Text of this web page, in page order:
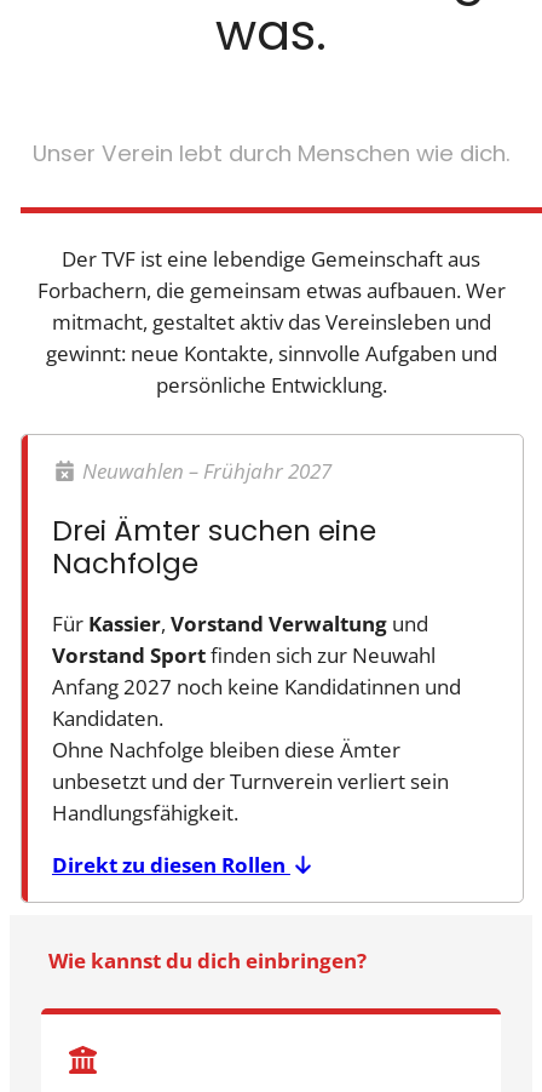
was.
Unser Verein lebt durch Menschen wie dich.
Der TVF ist eine lebendige Gemeinschaft aus
Forbachern, die gemeinsam etwas aufbauen. Wer
mitmacht, gestaltet aktiv das Vereinsleben und
gewinnt: neue Kontakte, sinnvolle Aufgaben und
persönliche Entwicklung.
Neuwahlen – Frühjahr 2027
Drei Ämter suchen eine
Nachfolge
Für Kassier, Vorstand Verwaltungund
Vorstand Sportfinden sich zur Neuwahl
Anfang 2027 noch keine Kandidatinnen und
Kandidaten.
Ohne Nachfolge bleiben diese Ämter
unbesetzt und der Turnverein verliert sein
Handlungsfähigkeit.
Direkt zu diesen Rollen
Wie kannst du dich einbringen?